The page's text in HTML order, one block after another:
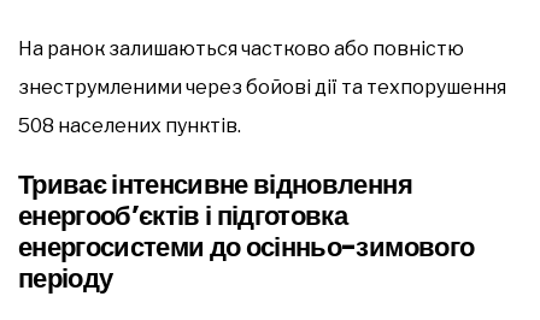
На ранок залишаються частково або повністю
знеструмленими через бойові дії та техпорушення
508 населених пунктів.
Триває інтенсивне відновлення
енергооб’єктів і підготовка
енергосистеми до осінньо-зимового
періоду